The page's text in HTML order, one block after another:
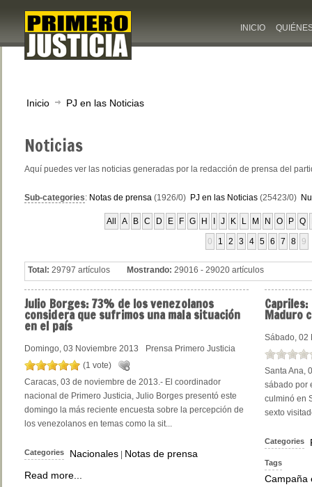
INICIO
Inicio PJ en las Noticias
Noticias
Aquí puedes ver las noticias generadas por la redacción de prensa del
Sub-categories: Notas de prensa (1926/0) PJ en las Noticias (25423/0)
All A B C D E F G H J K L M N O P Q
0 1 2 3 4 5 6 7 8 9
Total: 29797 artículos Mostrando: 29016 - 29020 artículos
Julio Borges: 73% de los venezolanos
considera que sufrimos una mala situación
en el país
Domingo, 03 Noviembre 2013
Prensa Primero Justicia
(1 vote)
Caracas, 03 de noviembre de 2013.- El coordinador
nacional de Primero Justicia, Julio Borges presentó este
domingo la más reciente encuesta sobre la percepción de
los venezolanos en temas como la sit...
Categories Nacionales
Notas de prensa
Read more...
Capriles:
Maduro
Sábado, 02
Santa Ana,
sábado por
culminó en
sexto
Categories
Tags
Campaña